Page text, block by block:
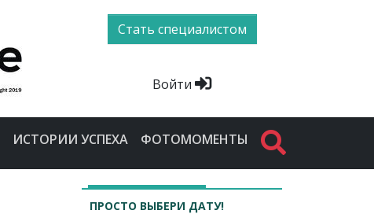
Стать специалистом
Войти
ИСТОРИИ УСПЕХА ФОТОМОМЕНТЫ
ПРОСТО ВЫБЕРИ ДАТУ!